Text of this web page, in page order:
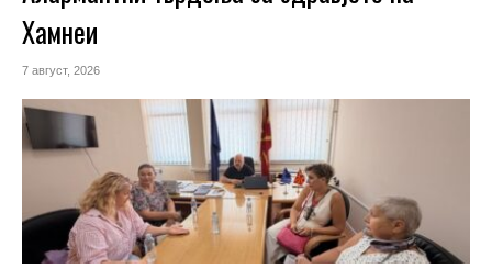
Хамнеи
7 август, 2026